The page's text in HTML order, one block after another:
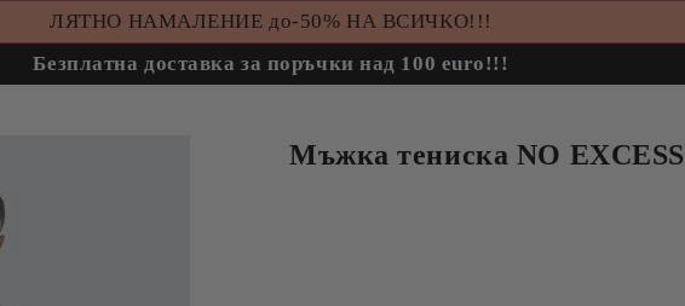
ЛЯТНО НАМАЛЕНИЕ до-50% НА ВСИЧКО!!!
Безплатна доставка за поръчки над 100 euro!!!
Мъжка тениска NO EXCESS